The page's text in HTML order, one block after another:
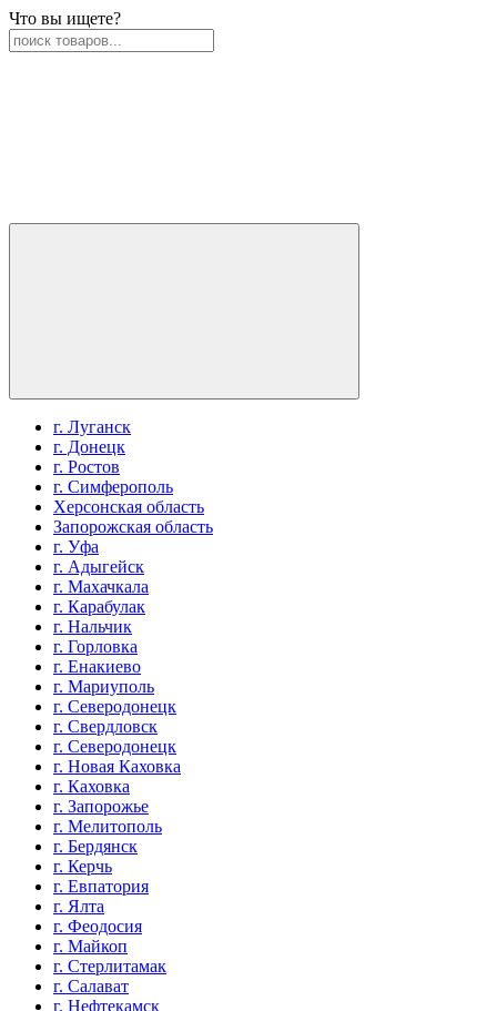
Что вы ищете?
г. Луганск
г. Донецк
г. Ростов
г. Симферополь
Херсонская область
Запорожская область
г. Уфа
г. Адыгейск
г. Махачкала
г. Карабулак
г. Нальчик
г. Горловка
г. Енакиево
г. Мариуполь
г. Северодонецк
г. Свердловск
г. Северодонецк
г. Новая Каховка
г. Каховка
г. Запорожье
г. Мелитополь
г. Бердянск
г. Керчь
г. Евпатория
г. Ялта
г. Феодосия
г. Майкоп
г. Стерлитамак
г. Салават
г. Нефтекамск